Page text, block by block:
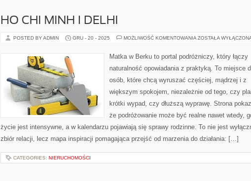
HO CHI MINH I DELHI
POSTED BY ADMIN GRU - 20 - 2025 MOŻLIWOŚĆ KOMENTOWANIA HO
DELHI
ZOSTAŁA
Matka w Berku to portal podróżniczy, który łączy
naturalność opowiadania z praktyką. To miejsce
osób, które chcą wyruszać częściej, mądrzej i z
większym spokojem, niezależnie od tego, czy
krótki wypad, czy dłuższą wyprawę. Strona
że podróżowanie może być realne nawet wtedy,
życie jest intensywne, a w kalendarzu pojawiają się sprawy rodzinne. To nie jest
zbiór relacji, lecz mapa inspiracji pomagająca przejść od marzenia do działania: […]
CATEGORIES: NIERUCHOMOŚCI